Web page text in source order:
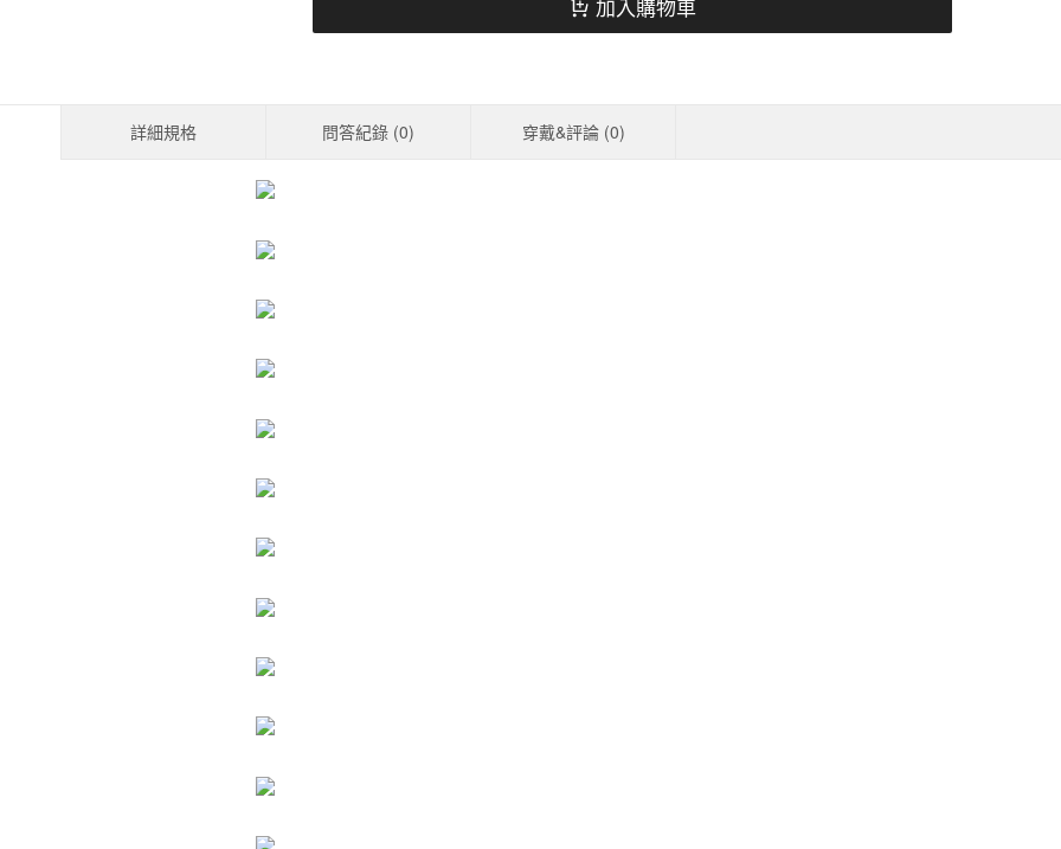
加入購物車
詳細規格 問答紀錄 (0) 穿戴&評論 (0)